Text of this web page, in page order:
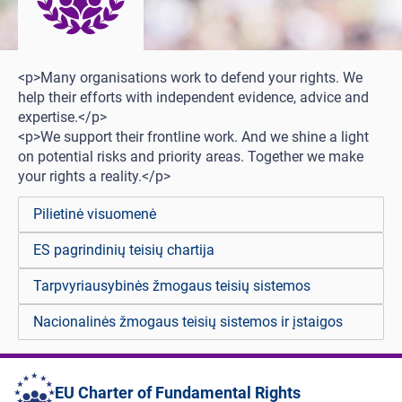
<p>Many organisations work to defend your rights. We
help their efforts with independent evidence, advice and
expertise.</p>
<p>We support their frontline work. And we shine a light
on potential risks and priority areas. Together we make
your rights a reality.</p>
Pilietinė visuomenė
ES pagrindinių teisių chartija
Tarpvyriausybinės žmogaus teisių sistemos
Nacionalinės žmogaus teisių sistemos ir įstaigos
EU Charter of Fundamental Rights